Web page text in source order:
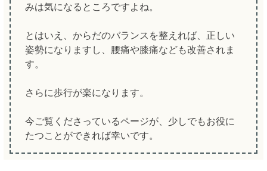
みは気になるところですよね。
とはいえ、からだのバランスを整えれば、正しい
姿勢になりますし、腰痛や膝痛なども改善されま
す。
さらに歩行が楽になります。
今ご覧くださっているページが、少しでもお役に
たつことができれば幸いです。